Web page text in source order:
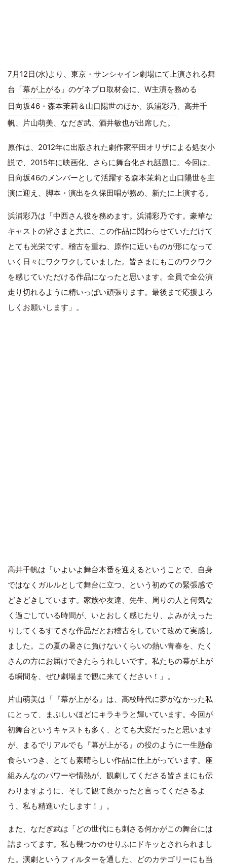
7月12日(水)より、東京・サンシャイン劇場にて上演される舞
台「幕が上がる 」のゲネプロ取材会に、W主演を務める
日向坂46 ・ 森本茉莉 ＆山口陽世のほか、 浜浦彩乃、高井千
帆、
片山萌美、 なだぎ武、 酒井敏也が出席した。
原作は、2012年に出版された劇作家平田オリザによる処女小
説で、2015年に映画化、さらに舞台化され話題に。今回は、
日向坂46のメンバーとして活躍する森本茉莉と山口陽世を主
演に迎え、脚本・演出を久保田唱が務め、新たに上演する。
浜浦彩乃は「中西さん役を務めます。浜浦彩乃です。豪華な
キャストの皆さまと共に、この作品に関わらせていただけて
とても光栄です。稽古を重ね、原作に近いものが形になって
いく日々にワクワクしていました。皆さまにもこのワクワク
を感じていただける作品になったと思います。全員で全公演
走り切れるように精いっぱい頑張ります。最後まで応援よろ
しくお願いします」。
高井千帆は「いよいよ舞台本番を迎えるということで、自身
ではなくガルルとして舞台に立つ、という初めての緊張感で
どきどきしています。家族や友達、先生、周りの人と何気な
く過ごしている時間が、いとおしく感じたり、よみがえった
りしてくるすてきな作品だとお稽古をしていて改めて実感し
ました。この夏の暑さに負けないくらいの熱い青春を、たく
さんの方にお届けできたらうれしいです。私たちの幕が上が
る瞬間を、ぜひ劇場まで観に来てください！」。
片山萌美は「『幕が上がる』は、高校時代に夢がなかった私
にとって、まぶしいほどにキラキラと輝いています。今回が
初舞台というキャストも多く、とても大変だったと思います
が、まるでリアルでも『幕が上がる』の役のように一生懸命
食らいつき、とても素晴らしい作品に仕上がっています。座
組みんなのパワーや情熱が、観劇してくださる皆さまにも伝
わりますように、そして観て良かったと言ってくださるよ
う、私も精進いたします！」。
また、なだぎ武は「どの世代にも刺さる何かがこの舞台には
詰まってます。私も幾つかのせりふにドキッとされられまし
た。演劇というフィルターを通した、どのカテゴリーにも当